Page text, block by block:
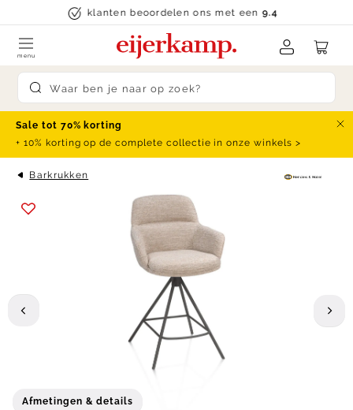
Skip to contentklanten beoordelen ons met een9.4
Submit search
menu
Sale tot 70% korting
+ 10% korting op de complete collectie in onze winkels >
Barkrukken
Afmetingen & details